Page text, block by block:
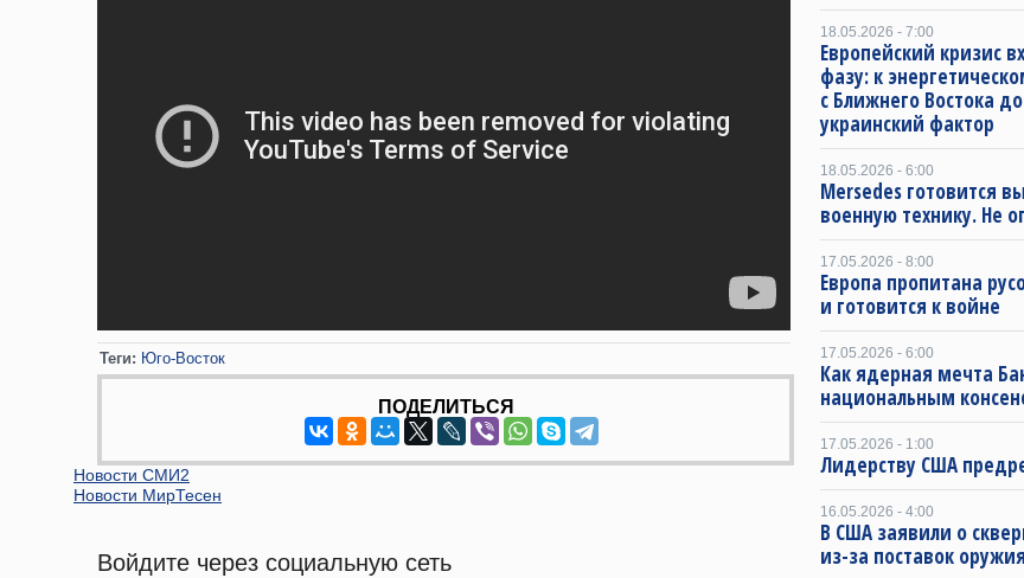
Теги: Юго-Восток
ПОДЕЛИТЬСЯ
Новости СМИ2
Новости МирТесен
Войдите через социальную сеть
18.05.2026 - 7:00
Европейский кризис
фазу: к
с Ближнего Востока
украинский фактор
18.05.2026 - 6:00
Mersedes готовится
военную технику. Не
17.05.2026 - 8:00
Европа пропитана
и готовится к войне
17.05.2026 - 6:00
Как ядерная мечта
национальным
17.05.2026 - 1:00
Лидерству США
16.05.2026 - 4:00
В США заявили о
из-за поставок